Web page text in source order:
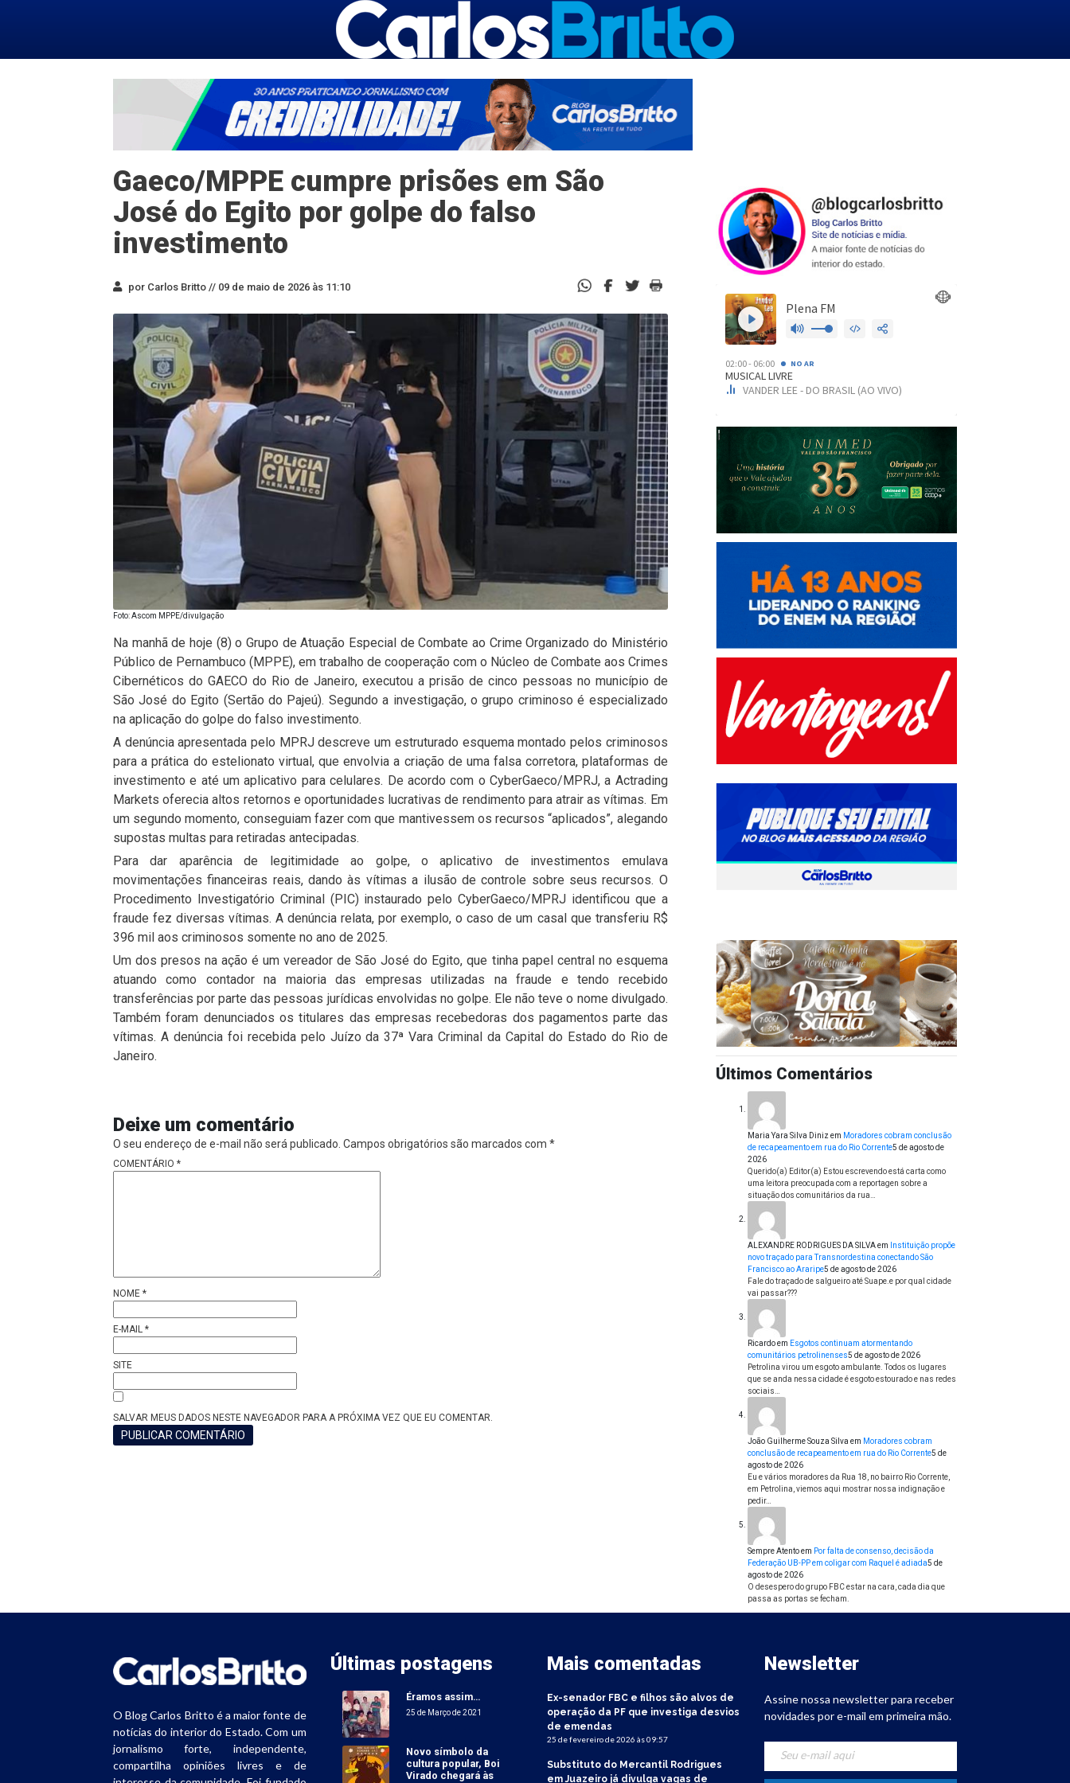
Gaeco/MPPE cumpre prisões em São
José do Egito por golpe do falso
investimento
por Carlos Britto // 09 de maio de 2026 às 11:10
Foto: Ascom MPPE/divulgação
Na manhã de hoje (8) o Grupo de Atuação Especial de Combate ao Crime Organizado do Ministério
Público de Pernambuco (MPPE), em trabalho de cooperação com o Núcleo de Combate aos Crimes
Cibernéticos do GAECO do Rio de Janeiro, executou a prisão de cinco pessoas no município de
São José do Egito (Sertão do Pajeú). Segundo a investigação, o grupo criminoso é especializado
na aplicação do golpe do falso investimento.
A denúncia apresentada pelo MPRJ descreve um estruturado esquema montado pelos criminosos
para a prática do estelionato virtual, que envolvia a criação de uma falsa corretora, plataformas de
investimento e até um aplicativo para celulares. De acordo com o CyberGaeco/MPRJ, a Actrading
Markets oferecia altos retornos e oportunidades lucrativas de rendimento para atrair as vítimas. Em
um segundo momento, conseguiam fazer com que mantivessem os recursos “aplicados”, alegando
supostas multas para retiradas antecipadas.
Para dar aparência de legitimidade ao golpe, o aplicativo de investimentos emulava
movimentações financeiras reais, dando às vítimas a ilusão de controle sobre seus recursos. O
Procedimento Investigatório Criminal (PIC) instaurado pelo CyberGaeco/MPRJ identificou que a
fraude fez diversas vítimas. A denúncia relata, por exemplo, o caso de um casal que transferiu R$
396 mil aos criminosos somente no ano de 2025.
Um dos presos na ação é um vereador de São José do Egito, que tinha papel central no esquema
atuando como contador na maioria das empresas utilizadas na fraude e tendo recebido
transferências por parte das pessoas jurídicas envolvidas no golpe. Ele não teve o nome divulgado.
Também foram denunciados os titulares das empresas recebedoras dos pagamentos parte das
vítimas. A denúncia foi recebida pelo Juízo da 37ª Vara Criminal da Capital do Estado do Rio de
Janeiro.
Deixe um comentário
O seu endereço de e-mail não será publicado. Campos obrigatórios são marcados com *
COMENTÁRIO *
NOME *
E-MAIL *
SITE
SALVAR MEUS DADOS NESTE NAVEGADOR PARA A PRÓXIMA VEZ QUE EU COMENTAR.
Últimos Comentários
Maria Yara Silva Diniz em Moradores cobram conclusão
de recapeamento em rua do Rio Corrente5 de agosto de
2026
Querido(a) Editor(a) Estou escrevendo está carta como
uma leitora preocupada com a reportagen sobre a
situação dos comunitários da rua…
ALEXANDRE RODRIGUES DA SILVAem
Instituição propõe
novo traçado para Transnordestina conectando São
Francisco ao Araripe5 de agosto de 2026
Fale do traçado de salgueiro até Suape.e por qual cidade
vai passar???
Ricardoem Esgotos continuam atormentando
comunitários petrolinenses5 de agosto de 2026
Petrolina virou um esgoto ambulante. Todos os lugares
que se anda nessa cidade é esgoto estourado e nas redes
sociais…
João Guilherme Souza Silva em Moradores cobram
conclusão de recapeamento em rua do Rio Corrente5 de
agosto de 2026
Eu e vários moradores da Rua 18, no bairro Rio Corrente,
em Petrolina, viemos aqui mostrar nossa indignação e
pedir…
Sempre Atentoem Por falta de consenso, decisão da
Federação UB-PP em coligar com Raquel é adiada5 de
agosto de 2026
O desespero do grupo FBC estar na cara, cada dia que
passa as portas se fecham.
O Blog Carlos Britto é a maior fonte de
notícias do interior do Estado. Com um
jornalismo forte, independente,
compartilha opiniões livres e de
Últimas postagens
Éramos assim…
25 de Março de 2021
Novo símbolo da
cultura popular, Boi
Virado chegará às
Mais comentadas
Ex-senador FBC e filhos são alvos de
operação da PF que investiga desvios
de emendas
25 de fevereiro de 2026 às 09:57
Substituto do Mercantil Rodrigues
em Juazeiro já divulga vagas de
Newsletter
Assine nossa newsletter para receber
novidades por e-mail em primeira mão.